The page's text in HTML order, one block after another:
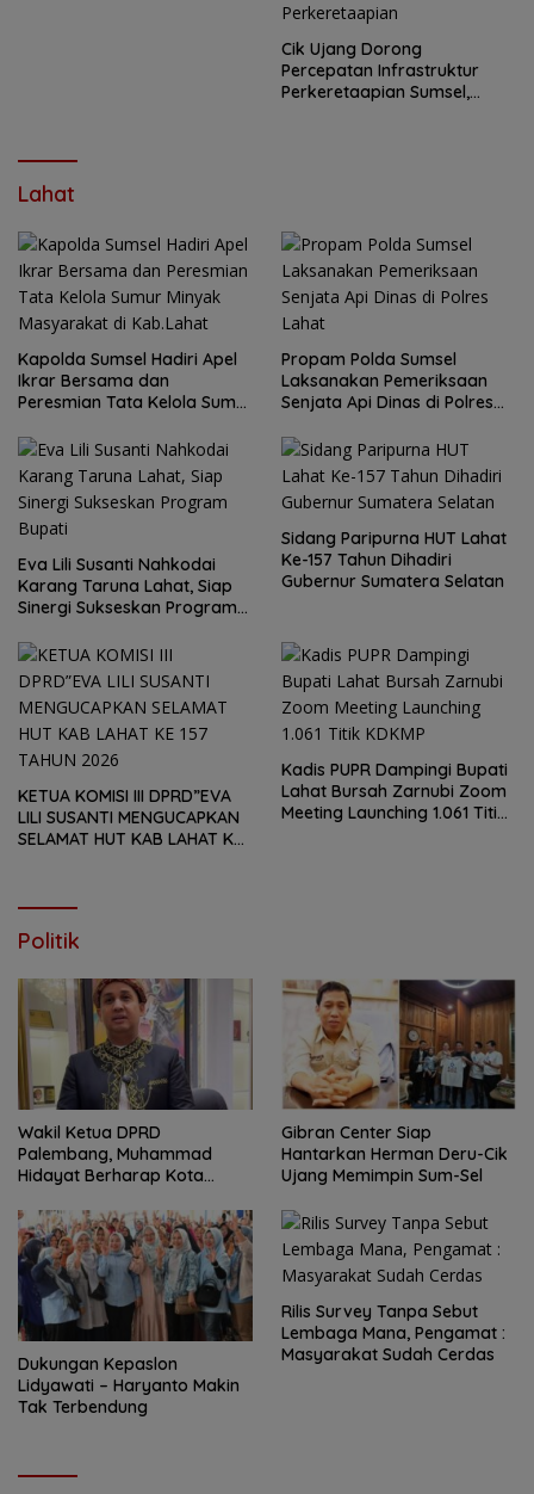
Cik Ujang Dorong
Percepatan Infrastruktur
Perkeretaapian Sumsel,
Lahat
Kapolda Sumsel Hadiri Apel
Ikrar Bersama dan
Peresmian Tata Kelola Sumur
Kab.Lahat
Propam Polda Sumsel
Laksanakan Pemeriksaan
Senjata Api Dinas di Polres
Eva Lili Susanti Nahkodai
Karang Taruna Lahat, Siap
Sinergi Sukseskan Program
Sidang Paripurna HUT Lahat
Ke-157 Tahun Dihadiri
Gubernur Sumatera Selatan
KETUA KOMISI III DPRD”EVA
LILI SUSANTI MENGUCAPKAN
SELAMAT HUT KAB LAHAT KE
Kadis PUPR Dampingi Bupati
Lahat Bursah Zarnubi Zoom
Meeting Launching 1.061 Titik
Politik
Wakil Ketua DPRD
Palembang, Muhammad
Hidayat Berharap Kota
Menjadi Kota Maju,
Berbudaya, dan Sejahtera
Gibran Center Siap
Hantarkan Herman Deru-Cik
Ujang Memimpin Sum-Sel
Dukungan Kepaslon
Lidyawati – Haryanto Makin
Tak Terbendung
Rilis Survey Tanpa Sebut
Lembaga Mana, Pengamat :
Masyarakat Sudah Cerdas